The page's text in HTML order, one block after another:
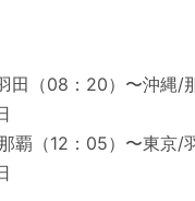
（08：20）〜沖縄/
（12：05）〜東京/